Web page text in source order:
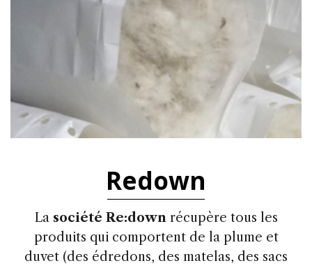
Redown
La société Re:downrécupère tous les
produits qui comportent de la plume et
duvet (des édredons, des matelas, des sacs